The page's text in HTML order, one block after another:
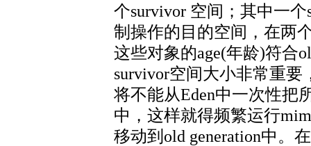
个survivor 空间；其中一
制操作的目的空间，在两
这些对象的age(年龄)符合
survivor空间大小非常重
将不能从Eden中一次性把
中，这样就得频繁运行
移动到old generation中。